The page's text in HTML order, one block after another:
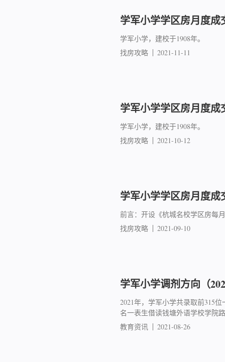
学军小学学区房月度成
学军小学，建校于1908年。
找房攻略
2021-11-11
学军小学学区房月度成
学军小学，建校于1908年。
找房攻略
2021-10-12
学军小学学区房月度
前言：开设《杭城名校学区房每
找房攻略
2021-09-10
学军小学调剂方向（
2021年，学军小学共录取前315
名一表生借读钱塘外语学校学院
教育资讯
2021-08-26